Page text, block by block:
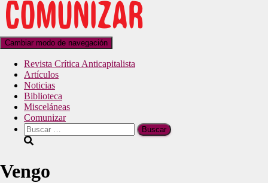
Cambiar modo de navegación
Revista Crítica Anticapitalista
Artículos
Noticias
Biblioteca
Misceláneas
Comunizar
Vengo